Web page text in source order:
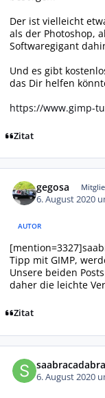
Der ist vielleicht
als der Photoshop,
Softwaregigant
Und es gibt
das Dir helfen
https://www.gimp-
Zitat
gegosa
6. August 2020
AUTOR
Tipp mit GIMP,
Unsere beiden
daher die leichte
Zitat
6. August 2020